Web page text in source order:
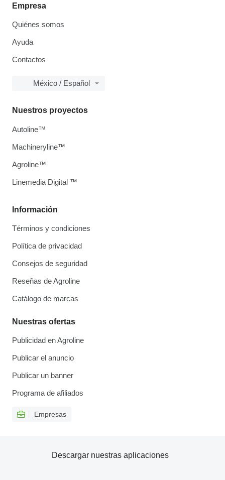
Empresa
Quiénes somos
Ayuda
Contactos
México / Español
Información
Términos y condiciones
Política de privacidad
Consejos de seguridad
Reseñas de Agroline
Catálogo de marcas
Nuestras ofertas
Publicidad en Agroline
Publicar el anuncio
Publicar un banner
Programa de afiliados
Empresas
Nuestros proyectos
Autoline™
Machineryline™
Agroline™
Linemedia Digital ™
Descargar nuestras aplicaciones